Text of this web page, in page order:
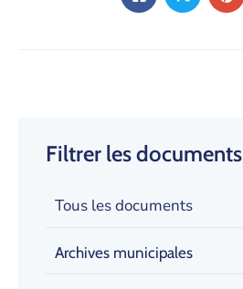
Filtrer les documents
Tous les documents
Archives municipales